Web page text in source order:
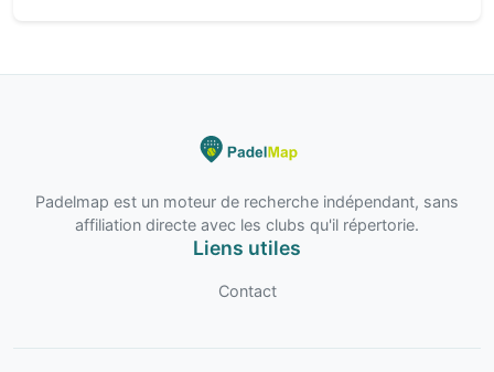
Padelmap est un moteur de recherche indépendant, sans
affiliation directe avec les clubs qu'il répertorie.
Liens utiles
Contact